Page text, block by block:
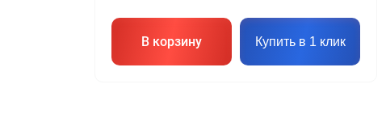
В корзину Купить в 1 клик